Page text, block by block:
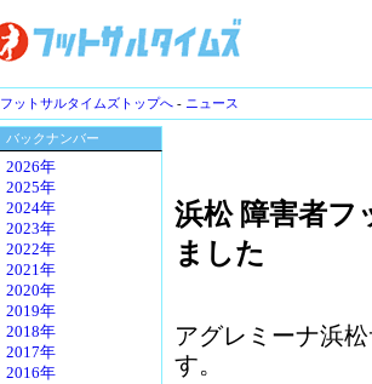
フットサルタイムズトップへ - ニュース
バックナンバー
2026年
2025年
2024年
2023年
2022年
2021年
2020年
2019年
2018年
2017年
2016年
浜松 障害者フ
ました
アグレミーナ浜
す。